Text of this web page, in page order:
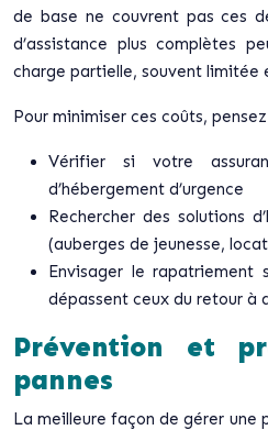
de base ne couvrent pas ces
d’assistance plus complètes
charge partielle, souvent limitée
Pour minimiser ces coûts,
Vérifier si votre
d’hébergement d’urgence
Rechercher des solutions
(auberges de jeunesse,
Envisager le rapatriement
dépassent ceux du retour à
Prévention et
pannes
La meilleure façon de gérer une